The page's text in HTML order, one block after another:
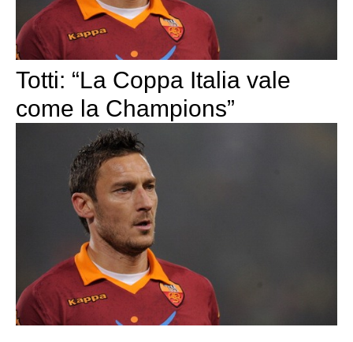
Totti: “La Coppa Italia vale
come la Champions”